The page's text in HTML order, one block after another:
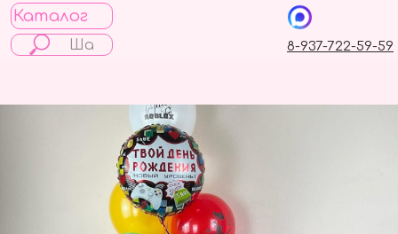
Каталог
8-937-722-59-59